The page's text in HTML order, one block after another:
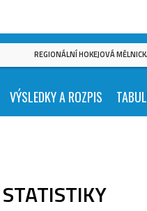
REGIONÁLNÍ HOKEJOVÁ
VÝSLEDKY A ROZPIS
STATISTIKY